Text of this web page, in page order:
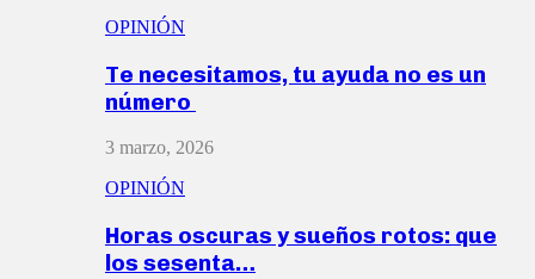
OPINIÓN
Te necesitamos, tu ayuda no es un
número
3 marzo, 2026
OPINIÓN
Horas oscuras y sueños rotos: que
los sesenta…